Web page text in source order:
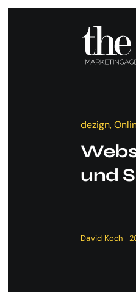
Zum
dezign,
und
David Koch